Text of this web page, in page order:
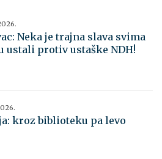
Neka je trajna slava svima
ustali protiv ustaške NDH!
kroz biblioteku pa levo